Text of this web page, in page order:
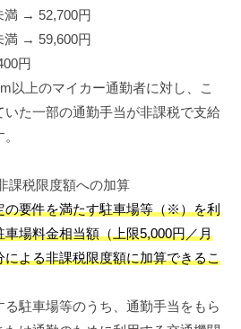
満 → 52,700円
満 → 59,600円
円
以上のマイカー通勤者に対し、こ
いた一部の通勤手当が非課税で支給
課税限度額への加算
の要件を満たす駐車場等（※）を利
場料金相当額（上限5,000円／月
よる非課税限度額に加算できるこ
駐車場等のうち、通勤手当をもら